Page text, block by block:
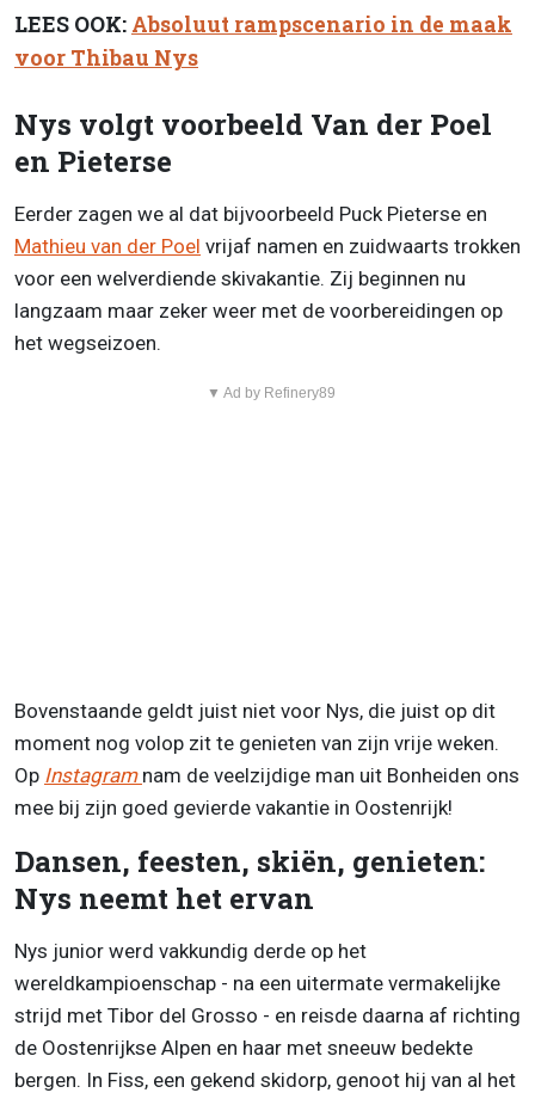
LEES OOK: Absoluut rampscenario in de maak
voor Thibau Nys
Nys volgt voorbeeld Van der Poel
en Pieterse
Eerder zagen we al dat bijvoorbeeld Puck Pieterse en
Mathieu van der Poel vrijaf namen en zuidwaarts trokken
voor een welverdiende skivakantie. Zij beginnen nu
langzaam maar zeker weer met de voorbereidingen op
het wegseizoen.
▼ Ad by Refinery89
Bovenstaande geldt juist niet voor Nys, die juist op dit
moment nog volop zit te genieten van zijn vrije weken.
Op Instagram nam de veelzijdige man uit Bonheiden ons
mee bij zijn goed gevierde vakantie in Oostenrijk!
Dansen, feesten, skiën, genieten:
Nys neemt het ervan
Nys junior werd vakkundig derde op het
wereldkampioenschap - na een uitermate vermakelijke
strijd met Tibor del Grosso - en reisde daarna af richting
de Oostenrijkse Alpen en haar met sneeuw bedekte
bergen. In Fiss, een gekend skidorp, genoot hij van al het